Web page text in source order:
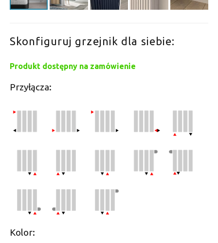
Skonfiguruj grzejnik dla siebie:
Produkt dostępny na zamówienie
Przyłącza:
Kolor: